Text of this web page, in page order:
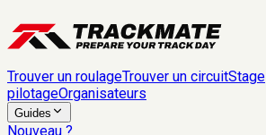
Trouver un roulageTrouver un circuitStage
pilotageOrganisateurs
Guides
Nouveau ?